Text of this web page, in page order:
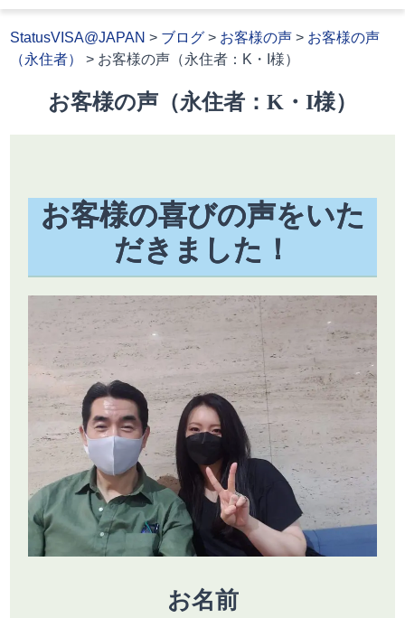
StatusVISA@JAPAN > ブログ > お客様の声 > お客様の声
（永住者）
> お客様の声（永住者：K・I様）
お客様の声（永住者：K・I様）
お客様の喜びの声をいた
だきました！
お名前